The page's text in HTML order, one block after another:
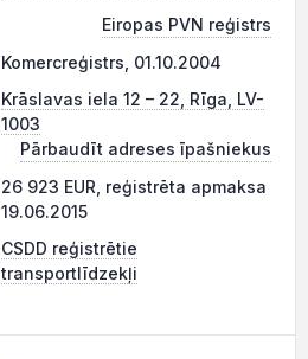
Eiropas PVN reģistrs
Komercreģistrs, 01.10.2004
Krāslavas iela 12 – 22, Rīga, LV-
1003
Pārbaudīt adreses īpašniekus
26 923 EUR, reģistrēta apmaksa
19.06.2015
CSDD reģistrētie
transportlīdzekļi